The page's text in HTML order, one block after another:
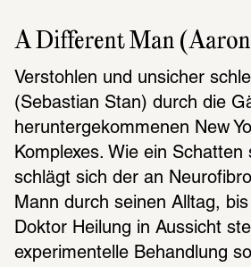
A Different Man (Aaron
Verstohlen und unsicher
(Sebastian Stan) durch die
heruntergekommenen New
Komplexes. Wie ein Schatten
schlägt sich der an
Mann durch seinen Alltag,
Doktor Heilung in Aussicht
experimentelle Behandlung